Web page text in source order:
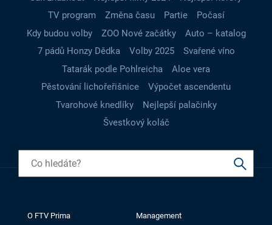
TV program
Změna času Partie
Počasí
Kdy budou volby
ZOO Nové začátky
Auto – katalog
7 pádů Honzy Dědka
Volby 2025
Svařené víno
Tatarák podle Pohlreicha
Aloe vera
Pěstování lichořeřišnice
Výpočet ascendentu
Tvarohové knedlíky
Nejlepší palačinky
Švestkový koláč
O FTV Prima
Management